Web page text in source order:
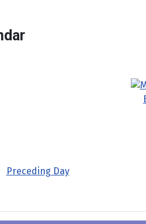
Preceding Day